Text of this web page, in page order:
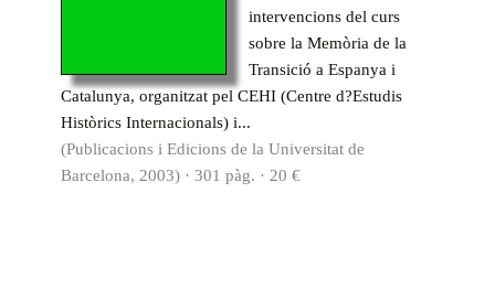
intervencions del curs
sobre la Memòria de la
Transició a Espanya i
Catalunya, organitzat pel CEHI (Centre d?Estudis
Històrics Internacionals) i...
(Publicacions i Edicions de la Universitat de
Barcelona, 2003) · 301 pàg. · 20 €